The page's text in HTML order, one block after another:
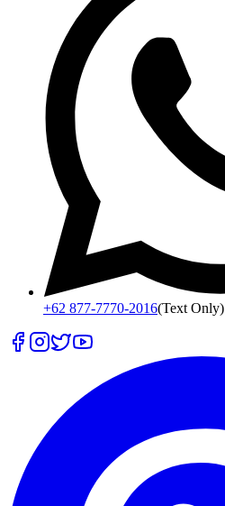
+62 877-7770-2016(Text Only)